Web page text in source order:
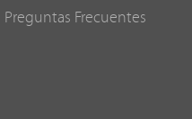
Preguntas Frecuentes